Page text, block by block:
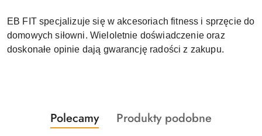
EB FIT specjalizuje się w akcesoriach fitness i sprzęcie do
domowych siłowni. Wieloletnie doświadczenie oraz
doskonałe opinie dają gwarancję radości z zakupu.
Pomiń karuzelę produktów
Produkty
Polecamy
Produkty
Produkty podobne